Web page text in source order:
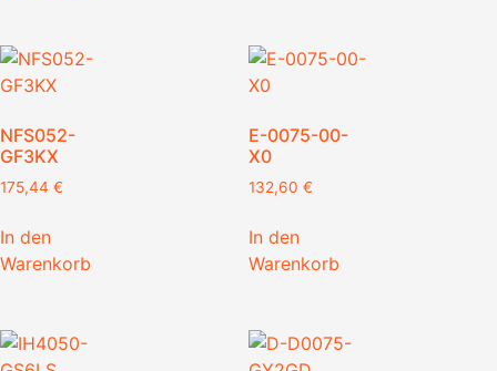
NFS052-
GF3KX
175,44 €
In den
Warenkorb
E-0075-00-
X0
132,60 €
In den
Warenkorb